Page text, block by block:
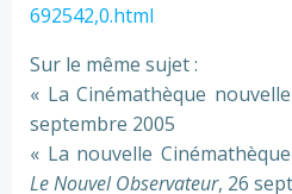
692542,0.html
Sur le même sujet :
« La Cinémathèque
septembre 2005
« La nouvelle
Le Nouvel Observateur, 26